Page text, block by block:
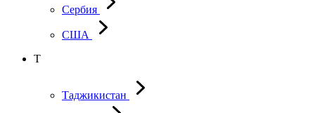
Сербия
США
Т
Таджикистан